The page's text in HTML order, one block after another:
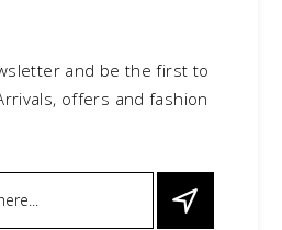
and be the first to
offers and fashion
sit amet, sed ei
Qui suas agam
numquam
usu et, pri te
fuisset dignissim. Et